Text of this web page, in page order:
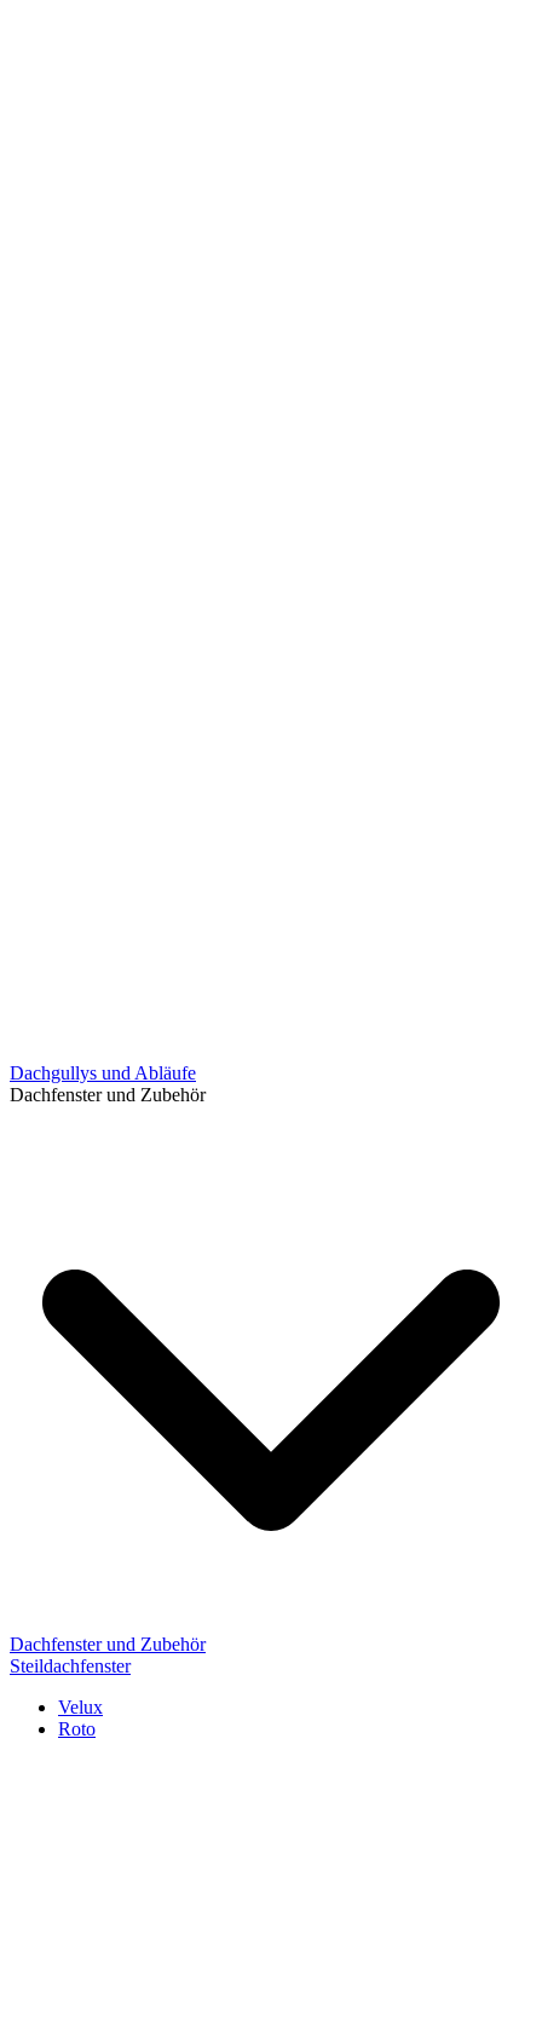
Dachgullys und Abläufe
Dachfenster und Zubehör
Dachfenster und Zubehör
Steildachfenster
Velux
Roto